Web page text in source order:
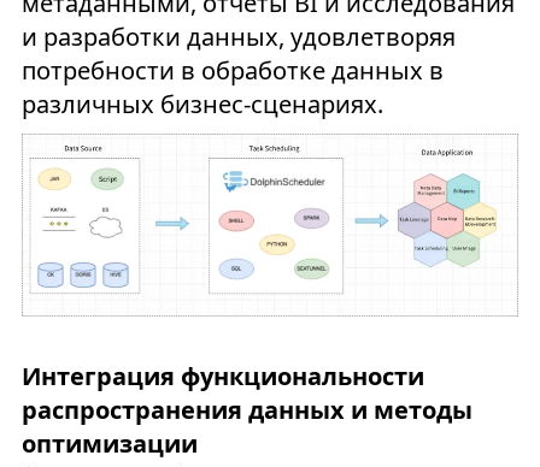
и разработки данных, удовлетворяя
потребности в обработке данных в
различных бизнес-сценариях.
Интеграция функциональности
распространения данных и методы
оптимизации